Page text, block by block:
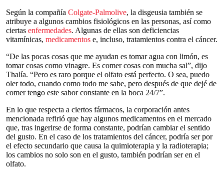
Según la compañía Colgate-Palmolive, la disgeusia también se
atribuye a algunos cambios fisiológicos en las personas, así como
ciertas enfermedades. Algunas de ellas son deficiencias
vitamínicas, medicamentos e, incluso, tratamientos contra el cáncer.
“De las pocas cosas que me ayudan es tomar agua con limón, es
tomar cosas como vinagre. Es comer cosas con mucha sal”, dijo
Thalía. “Pero es raro porque el olfato está perfecto. O sea, puedo
oler todo, cuando como todo me sabe, pero después de que dejé de
comer tengo este sabor constante en la boca 24/7”.
En lo que respecta a ciertos fármacos, la corporación antes
mencionada refirió que hay algunos medicamentos en el mercado
que, tras ingerirse de forma constante, podrían cambiar el sentido
del gusto. En el caso de los tratamientos del cáncer, podría ser por
el efecto secundario que causa la quimioterapia y la radioterapia;
los cambios no solo son en el gusto, también podrían ser en el
olfato.